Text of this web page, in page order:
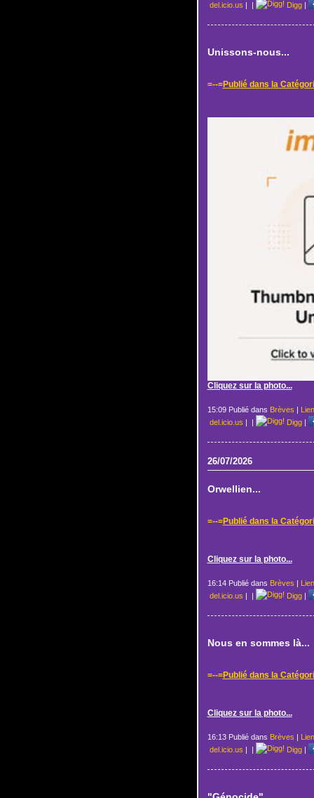
del.icio.us | | Digg|
Unissons-nous...
=--=Publié dans la
Cliquez sur la photo...
15:09 Publié dans Brèves |
del.icio.us | | Digg|
26/07/2026
Orwellien...
=--=Publié dans la
Cliquez sur la photo...
16:14 Publié dans Brèves |
del.icio.us | | Digg|
Nous en sommes là...
=--=Publié dans la
Cliquez sur la photo...
16:13 Publié dans Brèves |
del.icio.us | | Digg|